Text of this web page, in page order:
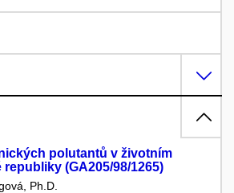
polutantů v životním
(GA205/98/1265)
Ph.D.